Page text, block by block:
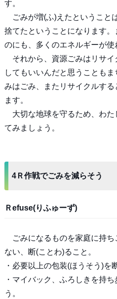
す。
ごみが増(ふ)えたということ
捨てたということになります
のにも、多くのエネルギーが使
それから、資源ごみはリサイ
してもいいんだと思うことも
みはごみ、またリサイクルす
ます。
大切な地球を守るため、わた
てみましょう。
4Ｒ作戦でごみを減らそう
Ｒefuse(りふゅーず)
ごみになるものを家庭に持ち
ない、断(ことわ)ること。
・必要以上の包装(ほうそう)を
・マイバック、ふろしきを持
う。